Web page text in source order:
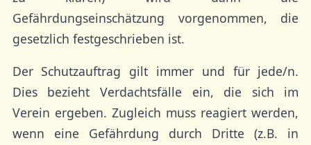
Gefährdungseinschätzung vorgenommen, die
gesetzlich festgeschrieben ist.
Der Schutzauftrag gilt immer und für jede/n.
Dies bezieht Verdachtsfälle ein, die sich im
Verein ergeben. Zugleich muss reagiert werden,
wenn eine Gefährdung durch Dritte (z.B. in